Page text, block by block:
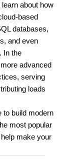
about how
based
databases,
and even
In the
advanced
serving
loads
to build modern
most popular
make your